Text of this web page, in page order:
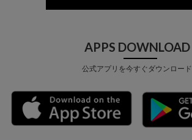
APPS DOWNLOAD
公式アプリを今すぐダウンロード